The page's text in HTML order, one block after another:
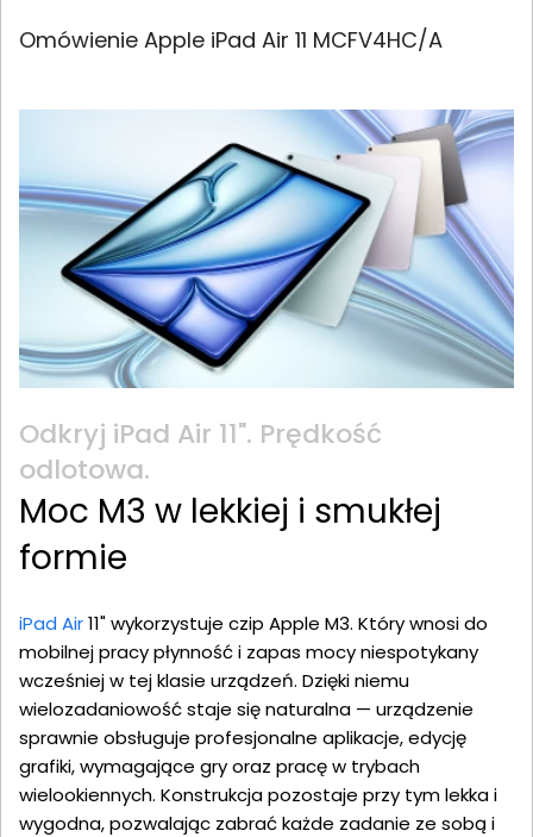
Omówienie Apple iPad Air 11 MCFV4HC/A
Odkryj iPad Air 11". Prędkość
odlotowa.
Moc M3 w lekkiej i smukłej
formie
iPad Air11" wykorzystuje czip Apple M3. Który wnosi do
mobilnej pracy płynność i zapas mocy niespotykany
wcześniej w tej klasie urządzeń. Dzięki niemu
wielozadaniowość staje się naturalna — urządzenie
sprawnie obsługuje profesjonalne aplikacje, edycję
grafiki, wymagające gry oraz pracę w trybach
wielookiennych. Konstrukcja pozostaje przy tym lekka i
wygodna, pozwalając zabrać każde zadanie ze sobą i